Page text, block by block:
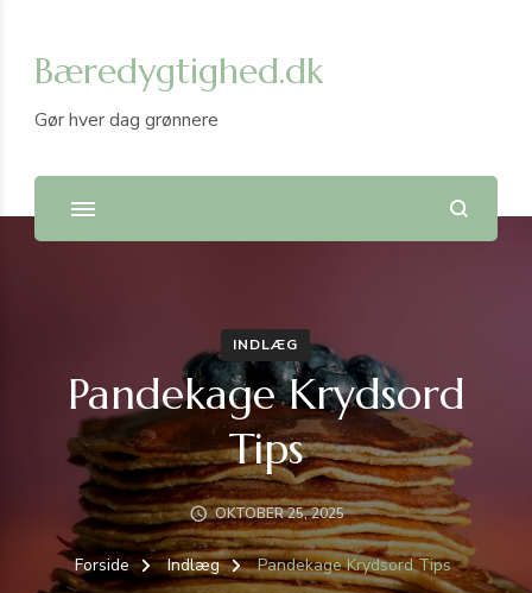
Bæredygtighed.dk
Gør hver dag grønnere
INDLÆG
Pandekage Krydsord
Tips
OKTOBER 25, 2025
Forside Indlæg Pandekage Krydsord Tips